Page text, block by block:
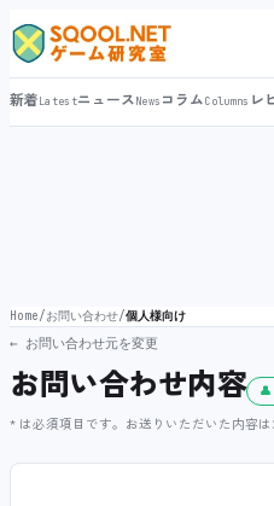
新着LatestニュースNews コラムColumns レ
Home/お問い合わせ/個人様向け
← お問い合わせ元を変更
お問い合わせ内容
* は必須項目です。お送りいただいた内容は